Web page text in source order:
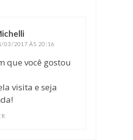
03/2017 ÀS 20:16
que você gostou
visita e seja